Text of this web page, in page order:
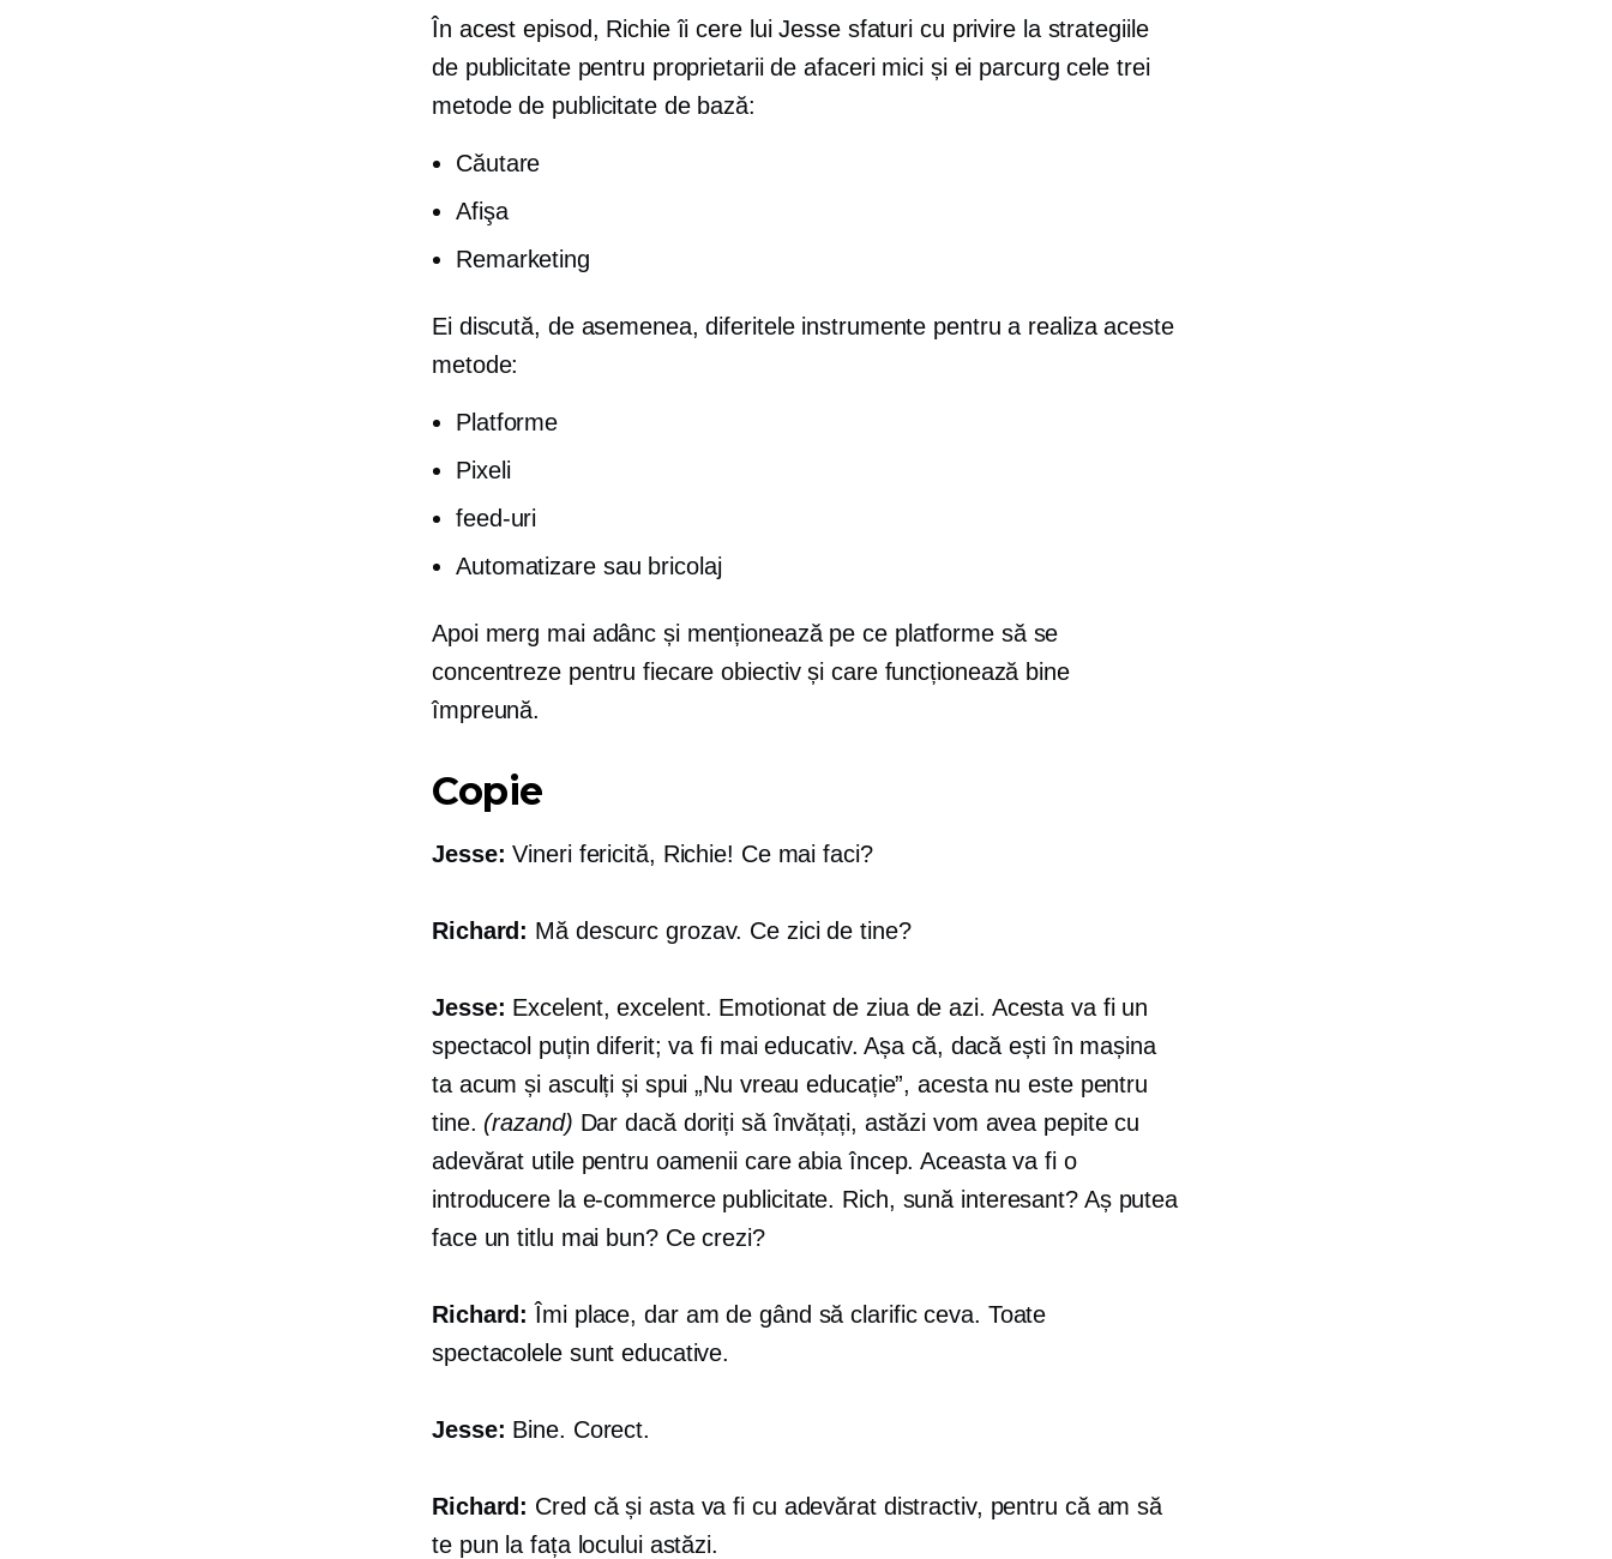
În acest episod, Richie îi cere lui Jesse sfaturi cu privire la strategiile
de publicitate pentru proprietarii de afaceri mici și ei parcurg cele trei
metode de publicitate de bază:
Căutare
Afişa
Remarketing
Ei discută, de asemenea, diferitele instrumente pentru a realiza aceste
metode:
Platforme
Pixeli
feed-uri
Automatizare sau bricolaj
Apoi merg mai adânc și menționează pe ce platforme să se
concentreze pentru fiecare obiectiv și care funcționează bine
împreună.
Copie
Jesse: Vineri fericită, Richie! Ce mai faci?
Richard: Mă descurc grozav. Ce zici de tine?
Jesse: Excelent, excelent. Emotionat de ziua de azi. Acesta va fi un
spectacol puțin diferit; va fi mai educativ. Așa că, dacă ești în mașina
ta acum și asculți și spui „Nu vreau educație”, acesta nu este pentru
tine. (razand) Dar dacă doriți să învățați, astăzi vom avea pepite cu
adevărat utile pentru oamenii care abia încep. Aceasta va fi o
introducere la e-commercepublicitate. Rich, sună interesant? Aș putea
face un titlu mai bun? Ce crezi?
Richard: Îmi place, dar am de gând să clarific ceva. Toate
spectacolele sunt educative.
Jesse: Bine. Corect.
Richard: Cred că și asta va fi cu adevărat distractiv, pentru că am să
te pun la fața locului astăzi.